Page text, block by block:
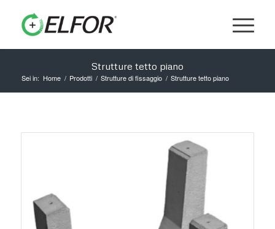
Strutture tetto piano
Sei in: Home / Prodotti / Strutture di fissaggio / Strutture tetto piano